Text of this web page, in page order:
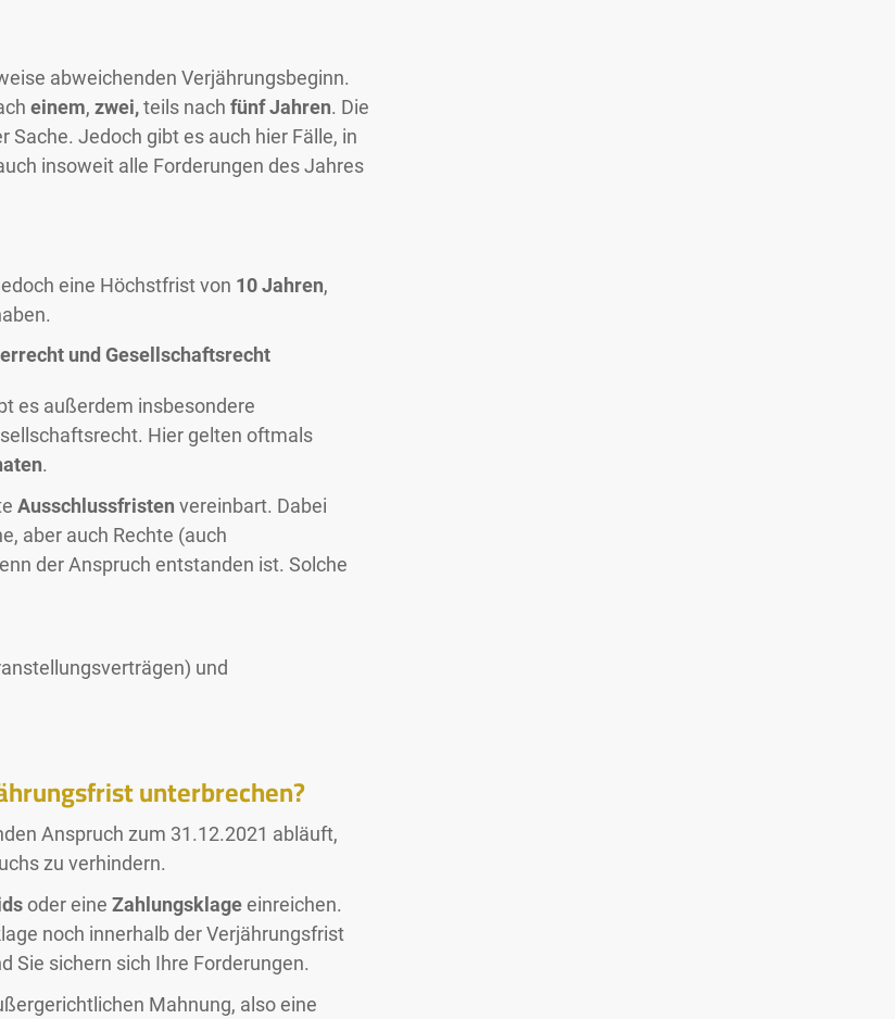
abweichenden Verjährungsbeginn.
einem, zwei,teils nach fünf Jahren. Die
Sache. Jedoch gibt es auch hier Fälle, in
insoweit alle Forderungen des Jahres
eine Höchstfrist von 10 Jahren,
und Gesellschaftsrecht
es außerdem insbesondere
Hier gelten oftmals
.
Ausschlussfristen vereinbart. Dabei
aber auch Rechte (auch
der Anspruch entstanden ist. Solche
und
unterbrechen?
Anspruch zum 31.12.2021 abläuft,
zu verhindern.
oder eine Zahlungsklageeinreichen.
noch innerhalb der Verjährungsfrist
Sie sichern sich Ihre Forderungen.
Mahnung, also eine